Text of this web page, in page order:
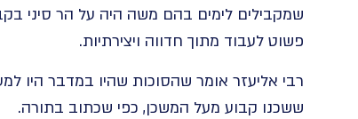
שמקבילים לימים בהם משה היה על הר סיני
פשוט לעבוד מתוך חדווה ויצירתיות.
רבי אליעזר אומר שהסוכות שהיו במדבר היו
ששכנו קבוע מעל המשכן, כפי שכתוב בתורה.